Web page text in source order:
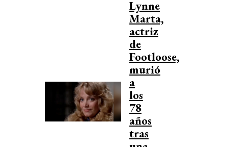
Lynne
Marta,
actriz
de
Footloose,
murió
a
los
78
años
tras